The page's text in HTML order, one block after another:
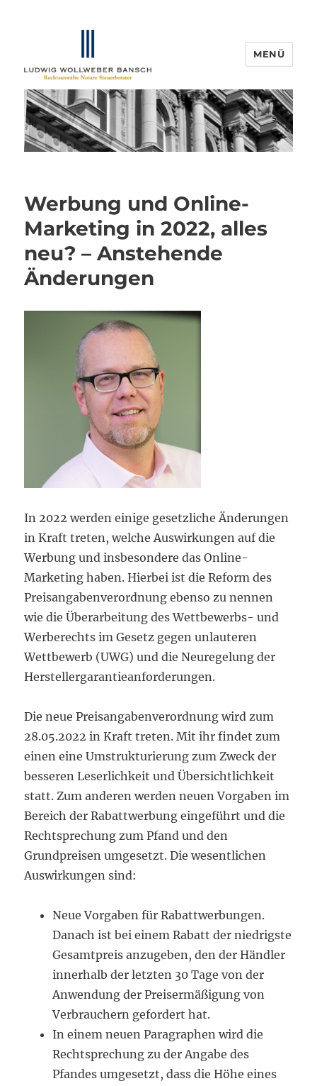
IP-Blogger.de
MENÜ
Werbung und Online-
Marketing in 2022, alles
neu? – Anstehende
Änderungen
In 2022 werden einige gesetzliche Änderungen
in Kraft treten, welche Auswirkungen auf die
Werbung und insbesondere das Online-
Marketing haben. Hierbei ist die Reform des
Preisangabenverordnung ebenso zu nennen
wie die Überarbeitung des Wettbewerbs- und
Werberechts im Gesetz gegen unlauteren
Wettbewerb (UWG) und die Neuregelung der
Herstellergarantieanforderungen.
Die neue Preisangabenverordnung wird zum
28.05.2022 in Kraft treten. Mit ihr findet zum
einen eine Umstrukturierung zum Zweck der
besseren Leserlichkeit und Übersichtlichkeit
statt. Zum anderen werden neuen Vorgaben im
Bereich der Rabattwerbung eingeführt und die
Rechtsprechung zum Pfand und den
Grundpreisen umgesetzt. Die wesentlichen
Auswirkungen sind:
Neue Vorgaben für Rabattwerbungen.
Danach ist bei einem Rabatt der niedrigste
Gesamtpreis anzugeben, den der Händler
innerhalb der letzten 30 Tage von der
Anwendung der Preisermäßigung von
Verbrauchern gefordert hat.
In einem neuen Paragraphen wird die
Rechtsprechung zu der Angabe des
Pfandes umgesetzt, dass die Höhe eines